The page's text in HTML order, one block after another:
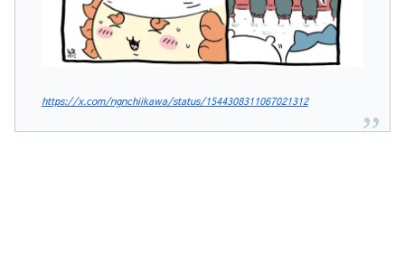
https://x.com/ngnchiikawa/status/1544308311067021312